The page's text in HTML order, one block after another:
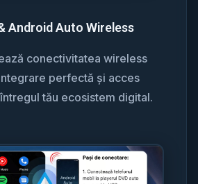
Android Auto Wireless
conectivitatea wireless
perfectă și acces
tău ecosistem digital.